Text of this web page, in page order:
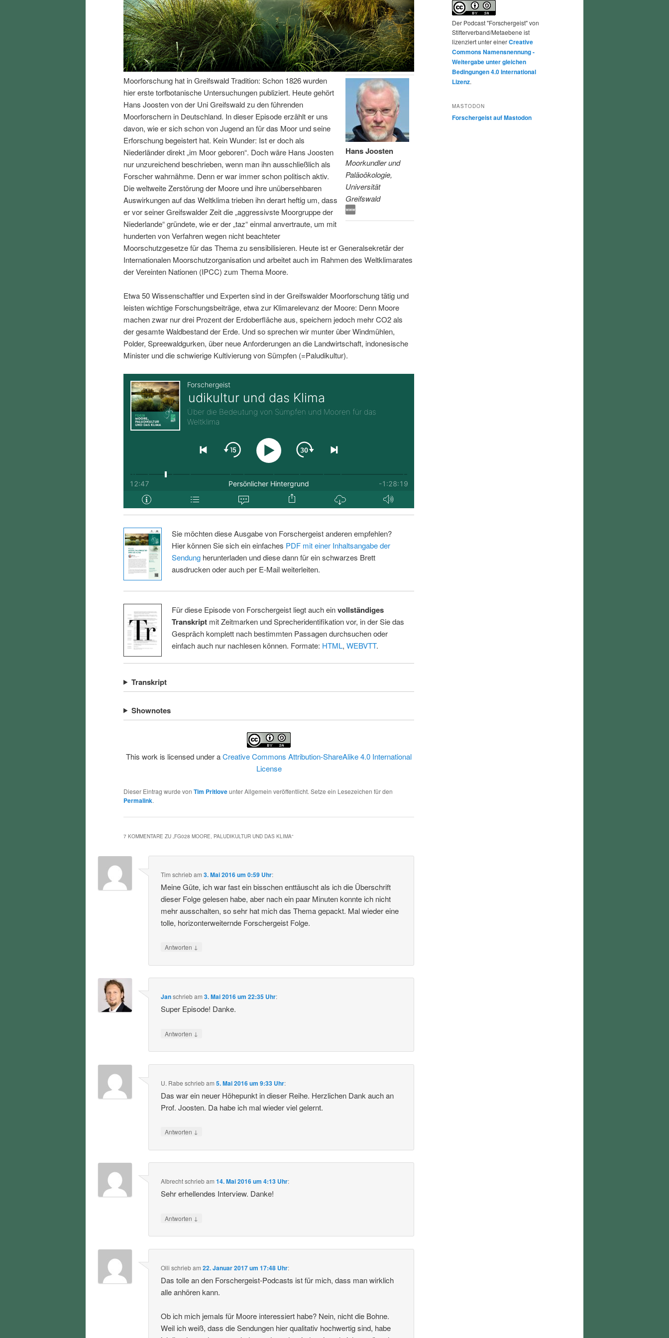
I
n
h
a
t
r
i
n
e
n
e
n
I
n
a
s
p
r
n
g
e
n
Hans Joosten
Moorkundler und
Paläoökologie,
Universität
Greifswald
Moorforschung hat in Greifswald Tradition: Schon 1826 wurden
hier erste torfbotanische Untersuchungen publiziert. Heute gehört
Hans Joosten von der Uni Greifswald zu den führenden
Moorforschern in Deutschland. In dieser Episode erzählt er uns
davon, wie er sich schon von Jugend an für das Moor und seine
Erforschung begeistert hat. Kein Wunder: Ist er doch als
Niederländer direkt „im Moor geboren“. Doch wäre Hans Joosten
nur unzureichend beschrieben, wenn man ihn ausschließlich als
Forscher wahrnähme. Denn er war immer schon politisch aktiv.
Die weltweite Zerstörung der Moore und ihre unübersehbaren
Auswirkungen auf das Weltklima trieben ihn derart heftig um, dass
er vor seiner Greifswalder Zeit die „aggressivste Moorgruppe der
Niederlande“ gründete, wie er der „taz“ einmal anvertraute, um mit
hunderten von Verfahren wegen nicht beachteter
Moorschutzgesetze für das Thema zu sensibilisieren. Heute ist er Generalsekretär der
Internationalen Moorschutzorganisation und arbeitet auch im Rahmen des Weltklimarates
der Vereinten Nationen (IPCC) zum Thema Moore.
Etwa 50 Wissenschaftler und Experten sind in der Greifswalder Moorforschung tätig und
leisten wichtige Forschungsbeiträge, etwa zur Klimarelevanz der Moore: Denn Moore
machen zwar nur drei Prozent der Erdoberfläche aus, speichern jedoch mehr CO2 als
der gesamte Waldbestand der Erde. Und so sprechen wir munter über Windmühlen,
Polder, Spreewaldgurken, über neue Anforderungen an die Landwirtschaft, indonesische
Minister und die schwierige Kultivierung von Sümpfen (=Paludikultur).
Sie möchten diese Ausgabe von Forschergeist anderen empfehlen?
Hier können Sie sich ein einfaches PDF mit einer Inhaltsangabe der
Sendungherunterladen und diese dann für ein schwarzes Brett
ausdrucken oder auch per E-Mail weiterleiten.
Für diese Episode von Forschergeist liegt auch einvollständiges
Transkriptmit Zeitmarken und Sprecheridentifikation vor, in der Sie das
Gespräch komplett nach bestimmten Passagen durchsuchen oder
einfach auch nur nachlesen können. Formate: HTML, WEBVTT.
Transkript
Shownotes
This work is licensed under aCreative Commons Attribution-ShareAlike 4.0 International
License
Dieser Eintrag wurde von Tim Pritloveunter Allgemein veröffentlicht. Setze ein Lesezeichen für den
Permalink.
7 KOMMENTARE ZU „ FG028 MOORE, PALUDIKULTUR UND DAS KLIMA“
Tim schriebam3. Mai 2016 um 0:59 Uhr:
Meine Güte, ich war fast ein bisschen enttäuscht als ich die Überschrift
dieser Folge gelesen habe, aber nach ein paar Minuten konnte ich nicht
mehr ausschalten, so sehr hat mich das Thema gepackt. Mal wieder eine
tolle, horizonterweiternde Forschergeist Folge.
Antworten ↓
Janschriebam3. Mai 2016 um 22:35 Uhr:
Super Episode! Danke.
Antworten ↓
U. Rabe schriebam5. Mai 2016 um 9:33 Uhr:
Das war ein neuer Höhepunkt in dieser Reihe. Herzlichen Dank auch an
Prof. Joosten. Da habe ich mal wieder viel gelernt.
Antworten ↓
Albrechtschriebam14. Mai 2016 um 4:13 Uhr:
Sehr erhellendes Interview. Danke!
Antworten ↓
Olli schriebam22. Januar 2017 um 17:48 Uhr:
Das tolle an den Forschergeist-Podcasts ist für mich, dass man wirklich
alle anhören kann.
Ob ich mich jemals für Moore interessiert habe? Nein, nicht die Bohne.
Weil ich weiß, dass die Sendungen hier qualitativ hochwertig sind, habe
Der Podcast "Forschergeist" von
Stifterverband/Metaebene ist
lizenziert unter einerCreative
Commons Namensnennung -
Weitergabe unter gleichen
Bedingungen 4.0 International
Lizenz.
MASTODON
Forschergeist auf Mastodon